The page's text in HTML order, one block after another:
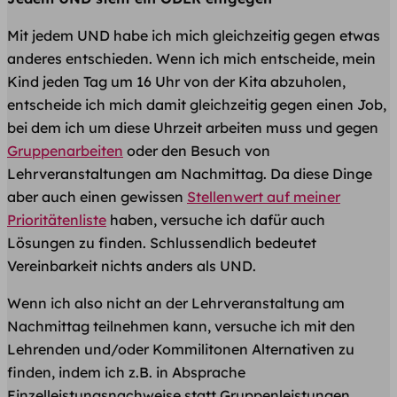
Mit jedem UND habe ich mich gleichzeitig gegen etwas
anderes entschieden. Wenn ich mich entscheide, mein
Kind jeden Tag um 16 Uhr von der Kita abzuholen,
entscheide ich mich damit gleichzeitig gegen einen Job,
bei dem ich um diese Uhrzeit arbeiten muss und gegen
Gruppenarbeiten oder den Besuch von
Lehrveranstaltungen am Nachmittag. Da diese Dinge
aber auch einen gewissen Stellenwert auf meiner
Prioritätenliste haben, versuche ich dafür auch
Lösungen zu finden. Schlussendlich bedeutet
Vereinbarkeit nichts anders als UND.
Wenn ich also nicht an der Lehrveranstaltung am
Nachmittag teilnehmen kann, versuche ich mit den
Lehrenden und/oder Kommilitonen Alternativen zu
finden, indem ich z.B. in Absprache